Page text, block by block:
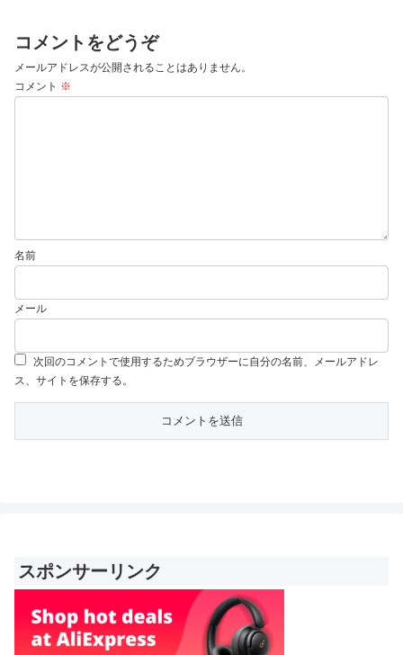
コメントをどうぞ
メールアドレスが公開されることはありません。
コメント ※
名前
メール
次回のコメントで使用するためブラウザーに自分の名前、メールアドレ
ス、サイトを保存する。
スポンサーリンク